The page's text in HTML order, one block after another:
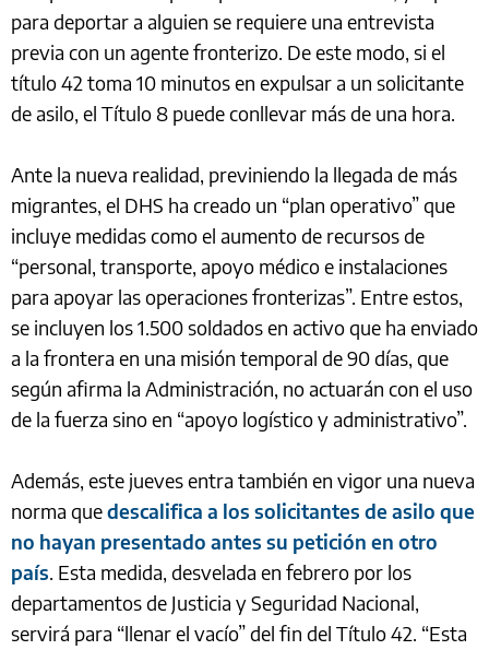
para deportar a alguien se requiere una entrevista
previa con un agente fronterizo. De este modo, si el
título 42 toma 10 minutos en expulsar a un solicitante
de asilo, el Título 8 puede conllevar más de una hora.
Ante la nueva realidad, previniendo la llegada de más
migrantes, el DHS ha creado un “plan operativo” que
incluye medidas como el aumento de recursos de
“personal, transporte, apoyo médico e instalaciones
para apoyar las operaciones fronterizas”. Entre estos,
se incluyen los 1.500 soldados en activo que ha enviado
a la frontera en una misión temporal de 90 días, que
según afirma la Administración, no actuarán con el uso
de la fuerza sino en “apoyo logístico y administrativo”.
Además, este jueves entra también en vigor una nueva
norma quedescalifica a los solicitantes de asilo que
no hayan presentado antes su petición en otro
país. Esta medida, desvelada en febrero por los
departamentos de Justicia y Seguridad Nacional,
servirá para “llenar el vacío” del fin del Título 42. “Esta